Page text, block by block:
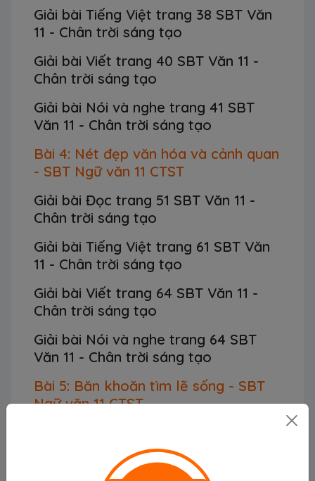
Giải bài Tiếng Việt trang 38 SBT Văn
11 - Chân trời sáng tạo
Giải bài Viết trang 40 SBT Văn 11 -
Chân trời sáng tạo
Giải bài Nói và nghe trang 41 SBT
Văn 11 - Chân trời sáng tạo
Bài 4: Nét đẹp văn hóa và cảnh quan
- SBT Ngữ văn 11 CTST
Giải bài Đọc trang 51 SBT Văn 11 -
Chân trời sáng tạo
Giải bài Tiếng Việt trang 61 SBT Văn
11 - Chân trời sáng tạo
Giải bài Viết trang 64 SBT Văn 11 -
Chân trời sáng tạo
Giải bài Nói và nghe trang 64 SBT
Văn 11 - Chân trời sáng tạo
Bài 5: Băn khoăn tìm lẽ sống - SBT
Ngữ văn 11 CTST
Chân trời sáng tạo